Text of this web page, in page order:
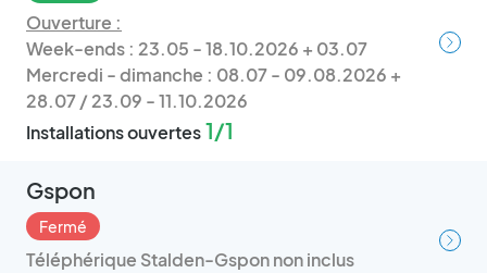
Ouverture :
Week-ends : 23.05 - 18.10.2026 + 03.07
Mercredi - dimanche : 08.07 - 09.08.2026 +
28.07 / 23.09 - 11.10.2026
Installations ouvertes1/1
Gspon
Fermé
Téléphérique Stalden-Gspon non inclus